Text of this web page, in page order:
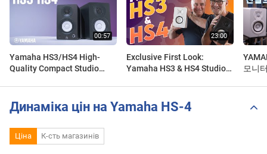
Yamaha HS3/HS4 High-
Quality Compact Studio
Exclusive First Look:
Yamaha HS3 & HS4 Studio
모니
Динаміка цін на Yamaha HS-4
Ціна К-сть магазинів